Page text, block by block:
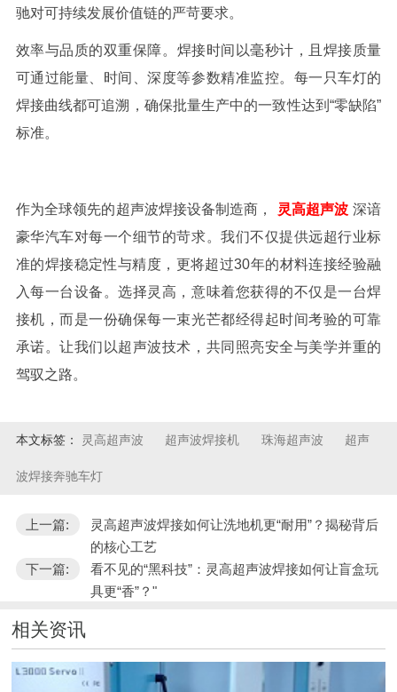
驰对可持续发展价值链的严苛要求。
效率与品质的双重保障。 焊接时间以毫秒计，且焊接质量
可通过能量、时间、深度等参数精准监控。每一只车灯的
焊接曲线都可追溯，确保批量生产中的一致性达到 “零缺陷”
标准。
作为全球领先的超声波焊接设备制造商， 灵高超声波 深谙
豪华汽车对每一个细节的苛求。我们不仅提供远超行业标
准的焊接稳定性与精度，更将超过30年的材料连接经验融
入每一台设备。选择灵高，意味着您获得的不仅是一台焊
接机，而是一份确保每一束光芒都经得起时间考验的可靠
承诺。让我们以超声波技术，共同照亮安全与美学并重的
驾驭之路。
本文标签： 灵高超声波 超声波焊接机 珠海超声波 超声
波焊接奔驰车灯
上一篇:
灵高超声波焊接如何让洗地机更“耐用”？揭秘背后
的核心工艺
下一篇:
看不见的“黑科技”：灵高超声波焊接如何让盲盒玩
具更“香”？"
相关资讯